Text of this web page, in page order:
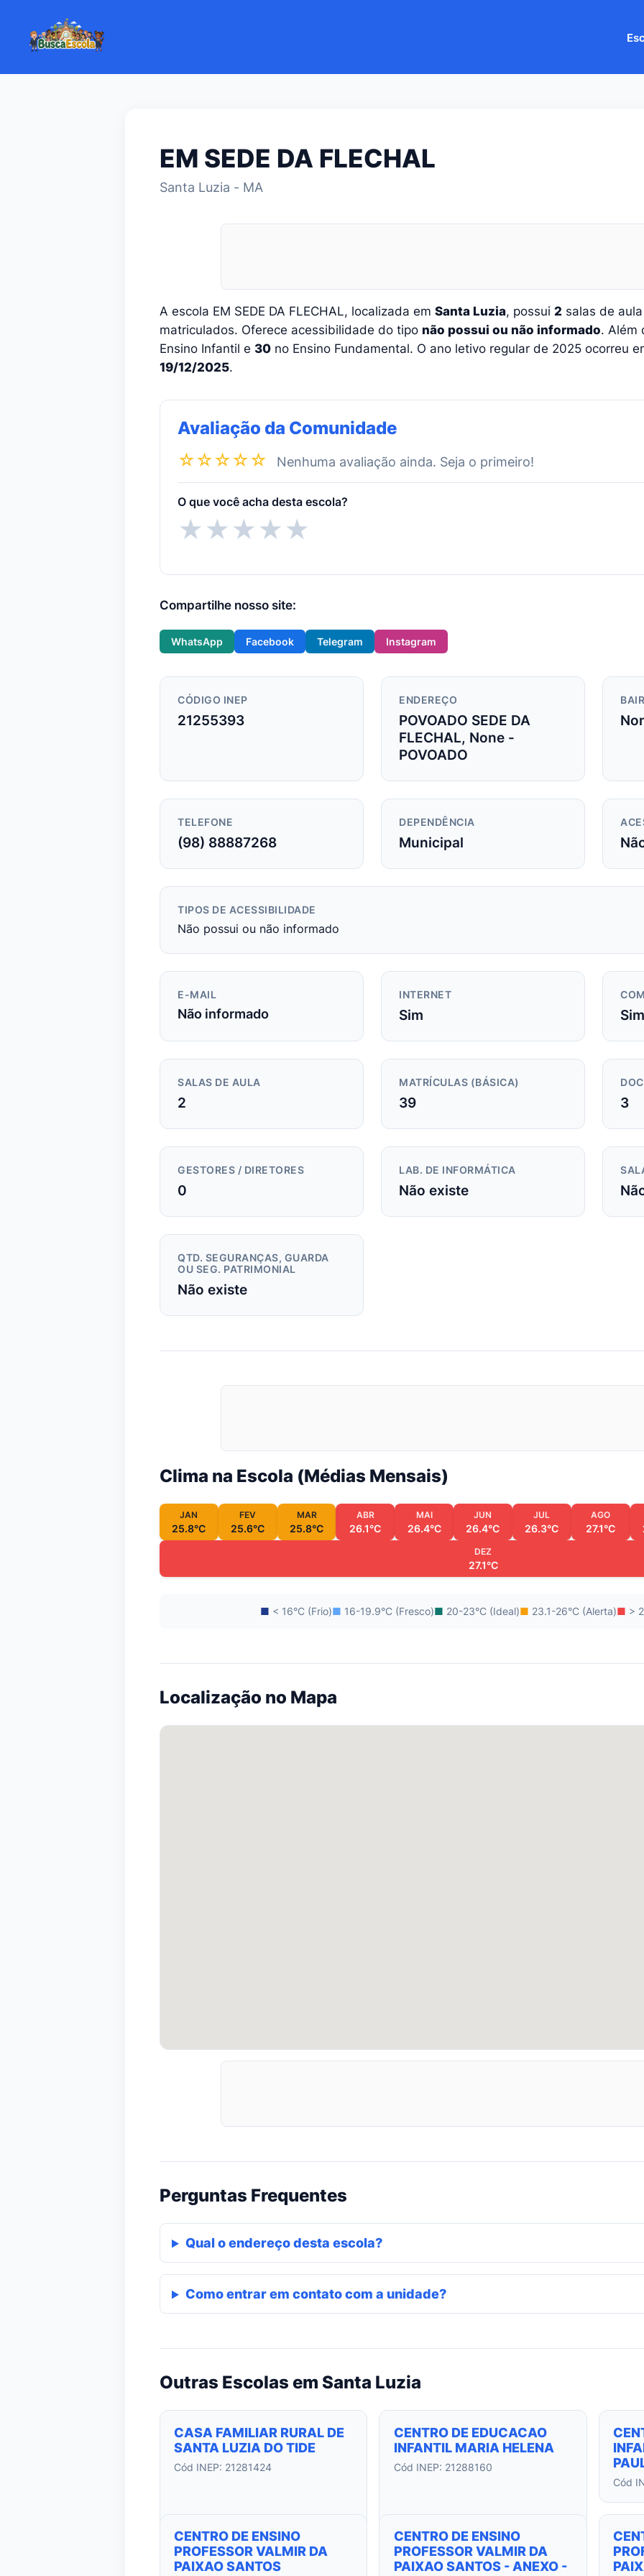
EM SEDE DA FLECHAL
Santa Luzia - MA
A escola EM SEDE DA FLECHAL, localizada em Santa Luzia, possui 2 salas de
matriculados. Oferece acessibilidade do tipo não possui ou não informado. Além
Ensino Infantil e 30 no Ensino Fundamental. O ano letivo regular de 2025 ocorreu
19/12/2025.
Avaliação da Comunidade
☆☆☆☆☆
Nenhuma avaliação ainda. Seja o primeiro!
O que você acha desta escola?
★★★★★
Compartilhe nosso site:
WhatsApp Facebook Telegram Instagram
CÓDIGO INEP
21255393
ENDEREÇO
POVOADO SEDE DA
FLECHAL, None -
POVOADO
TELEFONE
(98) 88887268
DEPENDÊNCIA
Municipal
TIPOS DE ACESSIBILIDADE
Não possui ou não informado
E-MAIL
Não informado
INTERNET
Sim Sim
SALAS DE AULA
2
MATRÍCULAS (BÁSICA)
39 3
GESTORES / DIRETORES
0
LAB. DE INFORMÁTICA
Não existe
QTD. SEGURANÇAS, GUARDA
OU SEG. PATRIMONIAL
Não existe
Clima na Escola (Médias Mensais)
JAN
25.8°C
FEV
25.6°C
MAR
25.8°C
ABR
26.1°C
MAI
26.4°C
JUN
26.4°C
JUL
26.3°C
AGO
27.1°C
DEZ
27.1°C
■ < 16°C (Frio)■ 16-19.9°C (Fresco)■ 20-23°C (Ideal)■ 23.1-26°C (Alerta)■ >
Localização no Mapa
Perguntas Frequentes
Qual o endereço desta escola?
Como entrar em contato com a unidade?
Outras Escolas em Santa Luzia
CASA FAMILIAR RURAL DE
SANTA LUZIA DO TIDE
Cód INEP: 21281424
CENTRO DE EDUCACAO
INFANTIL MARIA HELENA
Cód INEP: 21288160
Cód
CENTRO DE ENSINO
PROFESSOR VALMIR DA
PAIXAO SANTOS
CENTRO DE ENSINO
PROFESSOR VALMIR DA
PAIXAO SANTOS - ANEXO -